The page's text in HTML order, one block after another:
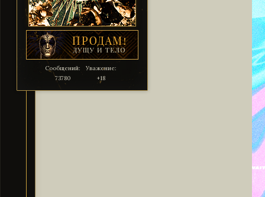
Сообщений:
73780
Уважение:
+18